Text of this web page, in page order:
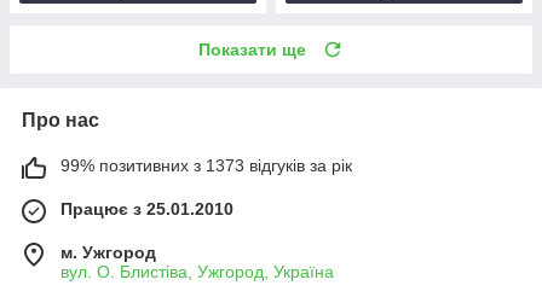
Показати ще
Про нас
99% позитивних з 1373 відгуків за рік
Працює з 25.01.2010
м. Ужгород
вул. О. Блистіва, Ужгород, Україна